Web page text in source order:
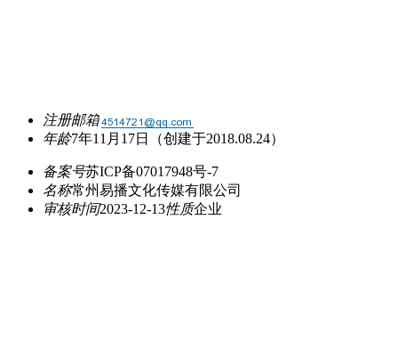
注册邮箱
年龄7年11月17日 （创建于2018.08.24）
备案号苏ICP备07017948号-7
名称常州易播文化传媒有限公司
审核时间2023-12-13性质企业